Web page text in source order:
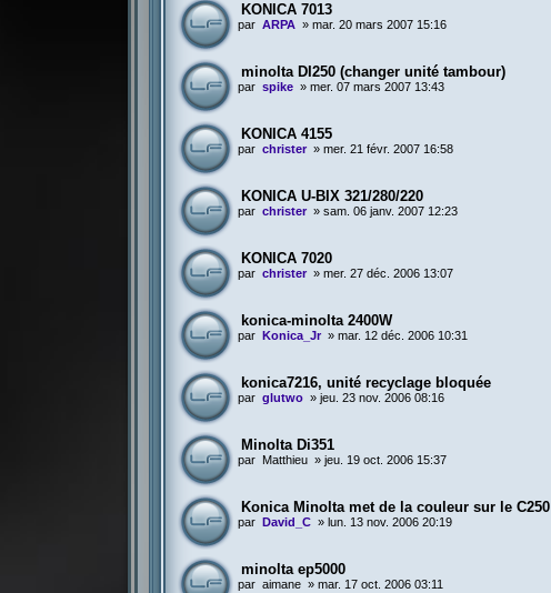
KONICA 7013
par ARPA »mar. 20 mars 2007 15:16
minolta DI250 (changer unité tambour)
par spike »mer. 07 mars 2007 13:43
KONICA 4155
par christer »mer. 21 févr. 2007 16:58
KONICA U-BIX 321/280/220
par christer »sam. 06 janv. 2007 12:23
KONICA 7020
par christer »mer. 27 déc. 2006 13:07
konica-minolta 2400W
par Konica_Jr »mar. 12 déc. 2006 10:31
konica7216, unité recyclage bloquée
par glutwo »jeu. 23 nov. 2006 08:16
Minolta Di351
par Matthieu »jeu. 19 oct. 2006 15:37
Konica Minolta met de la couleur sur le C250
par David_C » lun. 13 nov. 2006 20:19
minolta ep5000
par aimane »mar. 17 oct. 2006 03:11